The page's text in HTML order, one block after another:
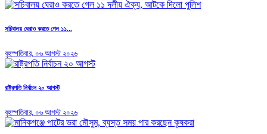
সচিবালয় ঘেরাও করতে গেল ১১...
বৃহস্পতিবার, ০৬ আগস্ট ২০২৬
রাষ্ট্রপতি নির্বাচন ২০ আগস্ট
বৃহস্পতিবার, ০৬ আগস্ট ২০২৬